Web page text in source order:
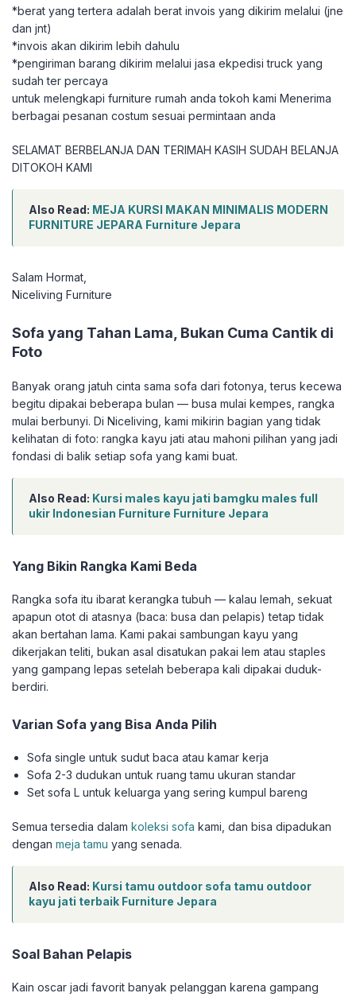
*berat yang tertera adalah berat invois yang dikirim melalui (jne
dan jnt)
*invois akan dikirim lebih dahulu
*pengiriman barang dikirim melalui jasa ekpedisi truck yang
sudah ter percaya
untuk melengkapi furniture rumah anda tokoh kami Menerima
berbagai pesanan costum sesuai permintaan anda
SELAMAT BERBELANJA DAN TERIMAH KASIH SUDAH BELANJA
DITOKOH KAMI
Also Read: MEJA KURSI MAKAN MINIMALIS MODERN
FURNITURE JEPARA Furniture Jepara
Salam Hormat,
Niceliving Furniture
Sofa yang Tahan Lama, Bukan Cuma Cantik di
Foto
Banyak orang jatuh cinta sama sofa dari fotonya, terus kecewa
begitu dipakai beberapa bulan — busa mulai kempes, rangka
mulai berbunyi. Di Niceliving, kami mikirin bagian yang tidak
kelihatan di foto: rangka kayu jati atau mahoni pilihan yang jadi
fondasi di balik setiap sofa yang kami buat.
Also Read: Kursi males kayu jati bamgku males full
ukir Indonesian Furniture Furniture Jepara
Yang Bikin Rangka Kami Beda
Rangka sofa itu ibarat kerangka tubuh — kalau lemah, sekuat
apapun otot di atasnya (baca: busa dan pelapis) tetap tidak
akan bertahan lama. Kami pakai sambungan kayu yang
dikerjakan teliti, bukan asal disatukan pakai lem atau staples
yang gampang lepas setelah beberapa kali dipakai duduk-
berdiri.
Varian Sofa yang Bisa Anda Pilih
Sofa single untuk sudut baca atau kamar kerja
Sofa 2-3 dudukan untuk ruang tamu ukuran standar
Set sofa L untuk keluarga yang sering kumpul bareng
Semua tersedia dalam koleksi sofa kami, dan bisa dipadukan
dengan meja tamu yang senada.
Also Read: Kursi tamu outdoor sofa tamu outdoor
kayu jati terbaik Furniture Jepara
Soal Bahan Pelapis
Kain oscar jadi favorit banyak pelanggan karena gampang